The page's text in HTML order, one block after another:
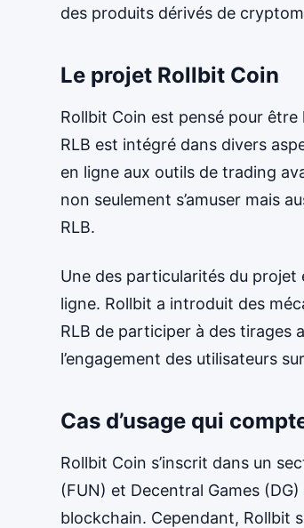
des produits dérivés de
Le projet Rollbit Coin
Rollbit Coin est pensé pour
RLB est intégré dans divers
en ligne aux outils de trading
non seulement s’amuser mais
RLB.
Une des particularités du projet
ligne. Rollbit a introduit des
RLB de participer à des
l’engagement des utilisateurs
Cas d’usage qui
Rollbit Coin s’inscrit dans un
(FUN) et Decentral Games
blockchain. Cependant, Rollbit